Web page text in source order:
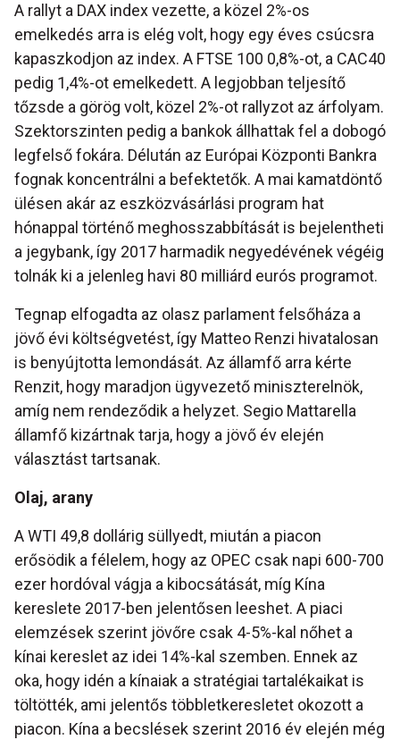
A rallyt a DAX index vezette, a közel 2%-os
emelkedés arra is elég volt, hogy egy éves csúcsra
kapaszkodjon az index. A FTSE 100 0,8%-ot, a CAC40
pedig 1,4%-ot emelkedett. A legjobban teljesítő
tőzsde a görög volt, közel 2%-ot rallyzot az árfolyam.
Szektorszinten pedig a bankok állhattak fel a dobogó
legfelső fokára. Délután az Európai Központi Bankra
fognak koncentrálni a befektetők. A mai kamatdöntő
ülésen akár az eszközvásárlási program hat
hónappal történő meghosszabbítását is bejelentheti
a jegybank, így 2017 harmadik negyedévének végéig
tolnák ki a jelenleg havi 80 milliárd eurós programot.
Tegnap elfogadta az olasz parlament felsőháza a
jövő évi költségvetést, így Matteo Renzi hivatalosan
is benyújtotta lemondását. Az államfő arra kérte
Renzit, hogy maradjon ügyvezető miniszterelnök,
amíg nem rendeződik a helyzet. Segio Mattarella
államfő kizártnak tarja, hogy a jövő év elején
választást tartsanak.
Olaj, arany
A WTI 49,8 dollárig süllyedt, miután a piacon
erősödik a félelem, hogy az OPEC csak napi 600-700
ezer hordóval vágja a kibocsátását, míg Kína
kereslete 2017-ben jelentősen leeshet. A piaci
elemzések szerint jövőre csak 4-5%-kal nőhet a
kínai kereslet az idei 14%-kal szemben. Ennek az
oka, hogy idén a kínaiak a stratégiai tartalékaikat is
töltötték, ami jelentős többletkeresletet okozott a
piacon. Kína a becslések szerint 2016 év elején még